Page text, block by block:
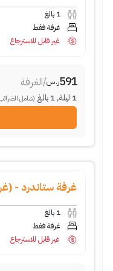
1 بالغ
غرفة فقط
غير قابل للاسترجاع
591ر.س/الغرفة
1 ليلة,
1 بالغ (شامل
غرفة ستاندرد -
1 بالغ
غرفة فقط
غير قابل للاسترجاع